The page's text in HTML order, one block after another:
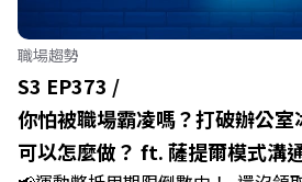
化傳統作物為高價值的精品品牌？
轉化為凝聚團隊與縣民認同感的力
新局下，嘉義如何打造子弟能安心安
遠見雜誌副社長兼遠見智庫總編輯
縣長 翁章梁、立法委員 蔡易餘、財
河、紙風車劇團創辦人 李永豐、嘉
職場趨勢
S3 EP373 /
你怕被職場霸凌嗎？打破辦公
可以怎麼做？ ft. 薩提爾模式溝